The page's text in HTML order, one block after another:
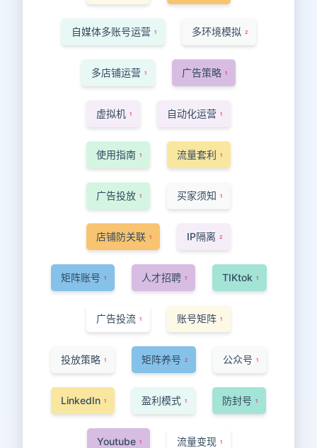
自媒体多账号运营 1 多环境模拟 2
多店铺运营 1 广告策略 1
虚拟机 1 自动化运营 1
使用指南 1 流量套利 1
广告投放 1 买家须知 1
店铺防关联 1 IP隔离 2
矩阵账号 1 人才招聘 1 TIKtok 1
广告投流 1 账号矩阵 1
投放策略 1 矩阵养号 2 公众号 1
LinkedIn 1 盈利模式 1 防封号 1
Youtube 1 流量变现 1